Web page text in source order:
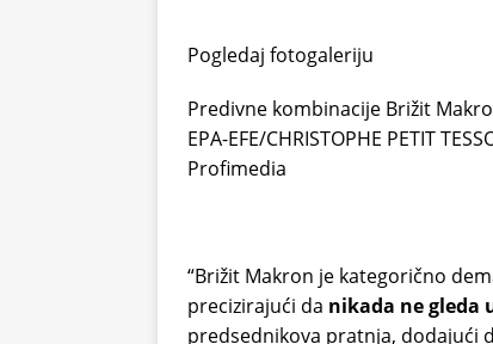
Pogledaj fotogaleriju
Predivne kombinacije Brižit
EPA-EFE/CHRISTOPHE PETIT
Profimedia
“Brižit Makron je kategorično
precizirajući da nikada ne gleda
predsednikova pratnja, dodajući